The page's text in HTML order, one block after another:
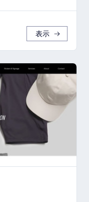
表示